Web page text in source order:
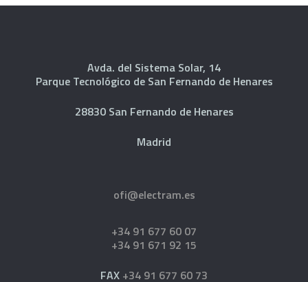
Avda. del Sistema Solar, 14
Parque Tecnológico de San Fernando de Henares
28830 San Fernando de Henares
Madrid
ofi@electram.es
+34 91 677 60 07
+34 91 671 92 15
FAX +34 91 677 60 73